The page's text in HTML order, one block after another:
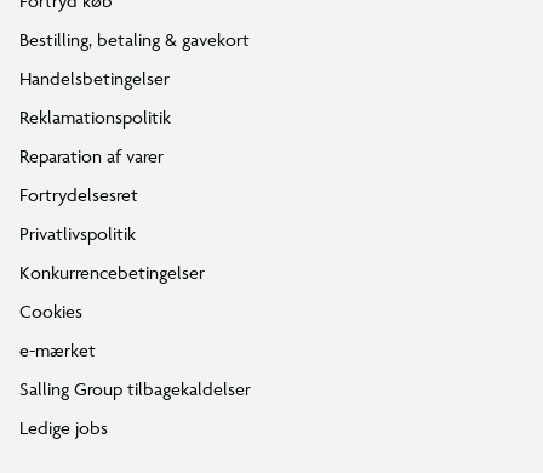
Bestilling, betaling & gavekort
Handelsbetingelser
Reklamationspolitik
Reparation af varer
Fortrydelsesret
Privatlivspolitik
Konkurrencebetingelser
Cookies
e-mærket
Salling Group tilbagekaldelser
Ledige jobs